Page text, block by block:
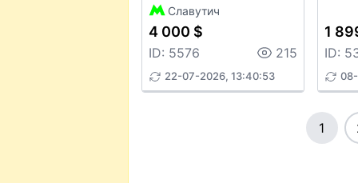
Славутич
4 000 $
ID: 5576 215
22-07-2026, 13:40:53
1
ID:
1